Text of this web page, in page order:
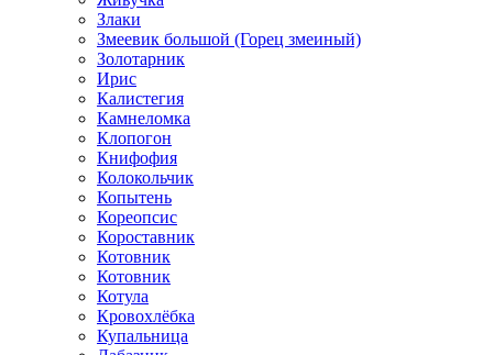
Злаки
Змеевик большой (Горец змеиный)
Золотарник
Ирис
Калистегия
Камнеломка
Клопогон
Книфофия
Колокольчик
Копытень
Кореопсис
Короставник
Котовник
Котовник
Котула
Кровохлёбка
Купальница